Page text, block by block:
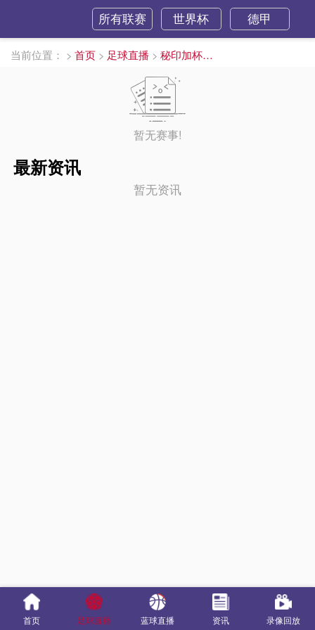
所有联赛 世界杯 德甲
当前位置： > 首页 > 足球直播 > 秘印加杯直播
暂无赛事!
最新资讯
暂无资讯
首页 足球直播 蓝球直播 资讯 录像回放